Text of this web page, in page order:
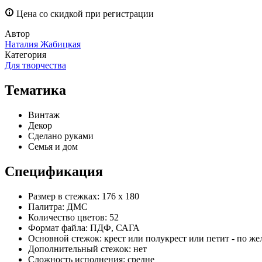
Цена со скидкой при регистрации
Автор
Наталия Жабицкая
Категория
Для творчества
Тематика
Винтаж
Декор
Сделано руками
Семья и дом
Спецификация
Размер в стежках: 176 х 180
Палитра: ДМС
Количество цветов: 52
Формат файла: ПДФ, САГА
Основной стежок: крест или полукрест или петит - по
Дополнительный стежок: нет
Сложность исполнения: средне